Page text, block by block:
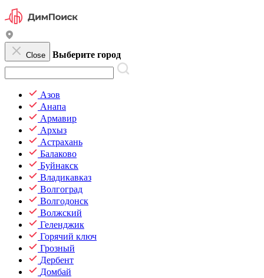
Close Выберите город
Азов
Анапа
Армавир
Архыз
Астрахань
Балаково
Буйнакск
Владикавказ
Волгоград
Волгодонск
Волжский
Геленджик
Горячий ключ
Грозный
Дербент
Домбай